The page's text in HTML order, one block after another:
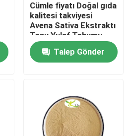
Cümle fiyatı Doğal gıda
kalitesi takviyesi
Avena Sativa Ekstraktı
Tozu Yulaf Tohumu
Ekstraktı
Talep Gönder